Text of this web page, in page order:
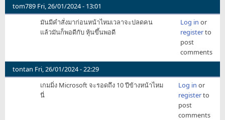
หุ้น
มี
ควา
by
tom789 Fri, 26/01/2024 - 13:01
มันมีคำสั่งมาก่อนหน้าไหมเวลาจะปลดคน
แล้วมันก็พอดีกับ หุ้นขึ้นพอดี
Log in or
registerto
post
comments
tontan Fri, 26/01/2024 - 22:29
เกมมิ่ง Microsoft จะรอดถึง 10 ปีข้างหน้าไหม
นี่
Log in or
registerto
post
comments